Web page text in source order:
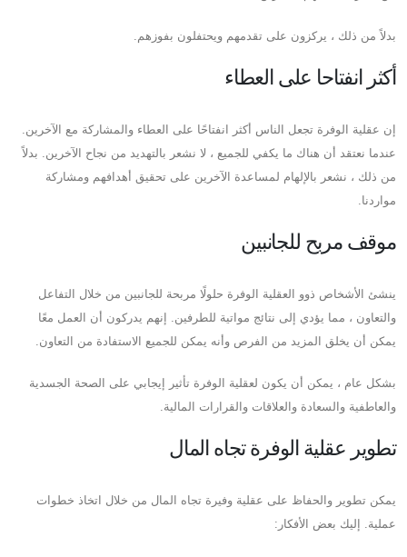
بدلاً من ذلك ، يركزون على تقدمهم ويحتفلون بفوزهم.
أكثر انفتاحا على العطاء
إن عقلية الوفرة تجعل الناس أكثر انفتاحًا على العطاء والمشاركة مع الآخرين.
عندما نعتقد أن هناك ما يكفي للجميع ، لا نشعر بالتهديد من نجاح الآخرين. بدلاً
من ذلك ، نشعر بالإلهام لمساعدة الآخرين على تحقيق أهدافهم ومشاركة
مواردنا.
موقف مربح للجانبين
ينشئ الأشخاص ذوو العقلية الوفرة حلولًا مربحة للجانبين من خلال التفاعل
والتعاون ، مما يؤدي إلى نتائج مواتية للطرفين. إنهم يدركون أن العمل معًا
يمكن أن يخلق المزيد من الفرص وأنه يمكن للجميع الاستفادة من التعاون.
بشكل عام ، يمكن أن يكون لعقلية الوفرة تأثير إيجابي على الصحة الجسدية
والعاطفية والسعادة والعلاقات والقرارات المالية.
تطوير عقلية الوفرة تجاه المال
يمكن تطوير والحفاظ على عقلية وفيرة تجاه المال من خلال اتخاذ خطوات
عملية. إليك بعض الأفكار: